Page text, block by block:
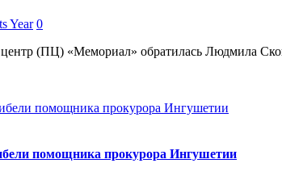
Year 0
(ПЦ) «Мемориал» обратилась Людмила
помощника прокурора Ингушетии